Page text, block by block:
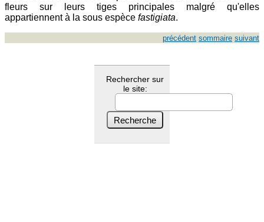
fleurs sur leurs tiges principales malgré qu'elles
appartiennent à la sous espèce fastigiata.
précédent sommaire suivant
Rechercher sur
le site: